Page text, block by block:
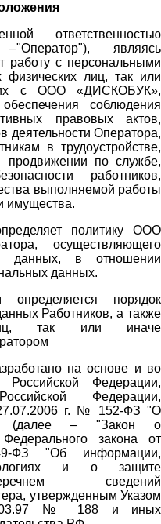
ответственностью
являясь
работу с персональными
физических лиц, так или
с ООО «ДИСКОБУК»,
соблюдения
правовых актов,
деятельности Оператора,
в трудоустройстве,
продвижении по службе,
работников,
выполняемой работы
имущества.
политику ООО
осуществляющего
данных, в отношении
данных.
порядок
Работников, а также
так или иначе
на основе и во
Российской Федерации,
Федерации,
г. № 152-ФЗ "О
(далее – "Закон о
закона от
"Об информации,
и о защите
сведений
утвержденным Указом
№ 188 и иных